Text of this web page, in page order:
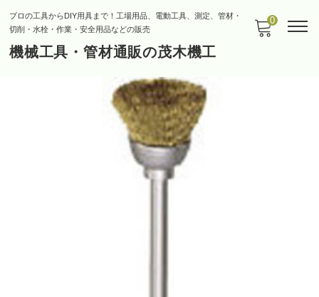
プロの工具からDIY用具まで！工場用品、電動工具、測定、管材・
切削・水栓・作業・安全用品などの販売
機械工具・管材通販の茂木機工
0